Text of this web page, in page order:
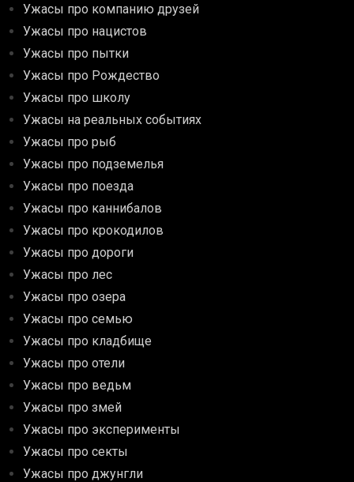
Ужасы про компанию друзей
Ужасы про нацистов
Ужасы про пытки
Ужасы про Рождество
Ужасы про школу
Ужасы на реальных событиях
Ужасы про рыб
Ужасы про подземелья
Ужасы про поезда
Ужасы про каннибалов
Ужасы про крокодилов
Ужасы про дороги
Ужасы про лес
Ужасы про озера
Ужасы про семью
Ужасы про кладбище
Ужасы про отели
Ужасы про ведьм
Ужасы про змей
Ужасы про эксперименты
Ужасы про секты
Ужасы про джунгли